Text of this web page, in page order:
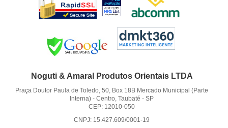
Noguti & Amaral Produtos Orientais LTDA
Praça Doutor Paula de Toledo, 50, Box 18B Mercado Municipal (Parte
Interna) -Centro, Taubaté -SP
CEP: 12010-050
CNPJ: 15.427.609/0001-19